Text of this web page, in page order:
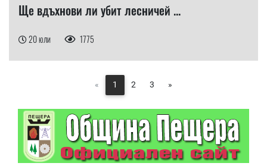
Ще вдъхнови ли убит лесничей ...
20 юли 1775
« 1 2 3 »